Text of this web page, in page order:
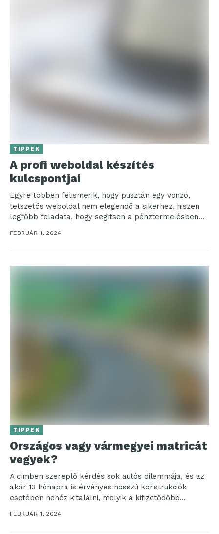
TIPPEK
A profi weboldal készítés
kulcspontjai
Egyre többen felismerik, hogy pusztán egy vonzó,
tetszetős weboldal nem elegendő a sikerhez, hiszen
legfőbb feladata, hogy segítsen a pénztermelésben
közvetve vagy közvetlen...
FEBRUÁR 1, 2024
TIPPEK
Országos vagy vármegyei matricát
vegyek?
A címben szereplő kérdés sok autós dilemmája, és az
akár 13 hónapra is érvényes hosszú konstrukciók
esetében nehéz kitalálni, melyik a kifizetődőbb
megoldás....
FEBRUÁR 1, 2024